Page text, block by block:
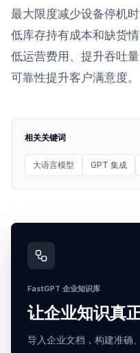
最大限度减少设备停机
低库存持有成本和缺货
低运营费用、提升吞吐
可靠性提升客户满意度。
相关关键词
大语言模型 GPT 集成
FastGPT 企业知识库
让企业知识真
导入企业文档，构建准确